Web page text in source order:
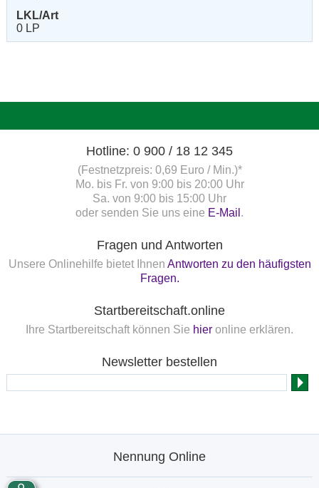
LKL/Art
0 LP
Hotline: 0 900 / 18 12 345
(Festnetzpreis: 0,69 Euro / Min.)*
Mo. bis Fr. von 9:00 bis 20:00 Uhr
Sa. von 9:00 bis 15:00 Uhr
oder senden Sie uns eine E-Mail .
Fragen und Antworten
Unsere Onlinehilfe bietet Ihnen Antworten zu den häufigsten
Fragen.
Startbereitschaft.online
Ihre Startbereitschaft können Sie hier online erklären.
Newsletter bestellen
Nennung Online